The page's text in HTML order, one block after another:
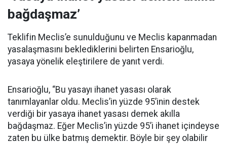
bağdaşmaz’
Teklifin Meclis’e sunulduğunu ve Meclis kapanmadan
yasalaşmasını beklediklerini belirten Ensarioğlu,
yasaya yönelik eleştirilere de yanıt verdi.
Ensarioğlu, “Bu yasayı ihanet yasası olarak
tanımlayanlar oldu. Meclis’in yüzde 95’inin destek
verdiği bir yasaya ihanet yasası demek akılla
bağdaşmaz. Eğer Meclis’in yüzde 95’i ihanet içindeyse
zaten bu ülke batmış demektir. Böyle bir şey olabilir